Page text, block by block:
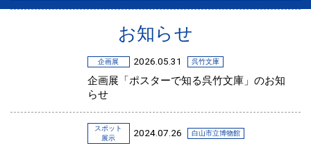
お知らせ
企画展 2026.05.31 呉竹文庫
企画展「ポスターで知る呉竹文庫」のお知
らせ
スポット
展示
2024.07.26 白山市立博物館